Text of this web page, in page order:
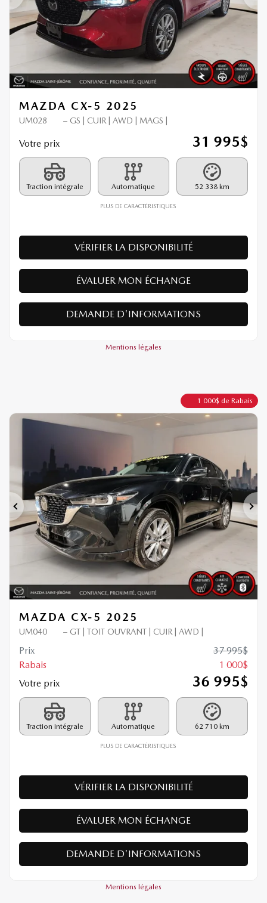
Précédent
MAZDA CX-5 2025
UM028 – GS | CUIR | AWD | MAGS |
Votre prix 31 995$
Traction intégrale Automatique 52 338 km
PLUS DE CARACTÉRISTIQUES
VÉRIFIER LA DISPONIBILITÉ
ÉVALUER MON ÉCHANGE
DEMANDE D'INFORMATIONS
Mentions légales
1 000$ de Rabais
Précédent
MAZDA CX-5 2025
UM040 – GT | TOIT OUVRANT | CUIR | AWD |
Prix 37 995$
Rabais
1 000$
Votre prix
36 995$
Traction intégrale Automatique 62 710 km
PLUS DE CARACTÉRISTIQUES
VÉRIFIER LA DISPONIBILITÉ
ÉVALUER MON ÉCHANGE
DEMANDE D'INFORMATIONS
Mentions légales